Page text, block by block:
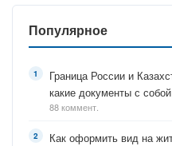
Популярное
Граница России и
какие документы с
88 коммент.
Как оформить вид на